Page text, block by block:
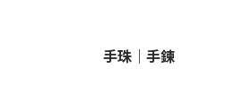
手珠｜手鍊